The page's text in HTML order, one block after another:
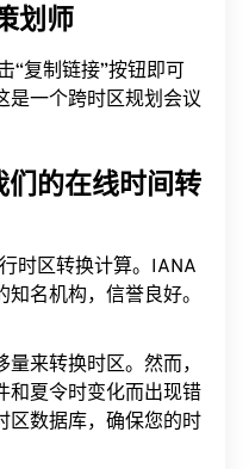
划师
“复制链接”按钮即可
是一个跨时区规划会议
的在线时间转
时区转换计算。IANA
名机构，信誉良好。
来转换时区。然而，
和夏令时变化而出现错
区数据库，确保您的时